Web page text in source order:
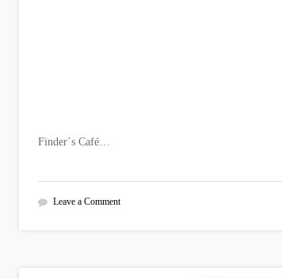
Finder´s Café…
Leave a Comment